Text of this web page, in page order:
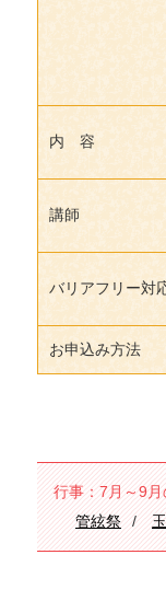
内 容
講師
バリアフリー対
お申込み方法
行事：7月～9
管絃祭